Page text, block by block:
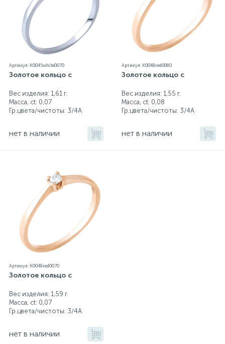
Артикул: K0045white0070
Золотое кольцо с
Вес изделия: 1,61 г.
Масса, ct: 0,07
Гр.цвета/чистоты: 3/4А
нет в наличии
Артикул: K0048red0080
Золотое кольцо с
Вес изделия: 1,55 г.
Масса, ct: 0,08
Гр.цвета/чистоты: 3/4А
нет в наличии
Артикул: K0048red0070
Золотое кольцо с
Вес изделия: 1,59 г.
Масса, ct: 0,07
Гр.цвета/чистоты: 3/4А
нет в наличии